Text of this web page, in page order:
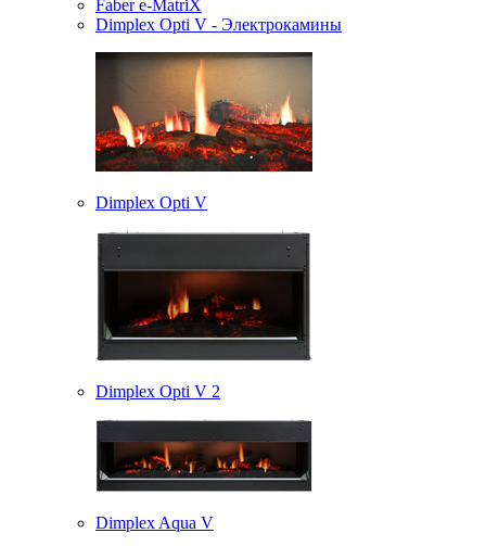
Faber e-MatriX
Dimplex Opti V - Электрокамины
Dimplex Opti V
Dimplex Opti V 2
Dimplex Aqua V